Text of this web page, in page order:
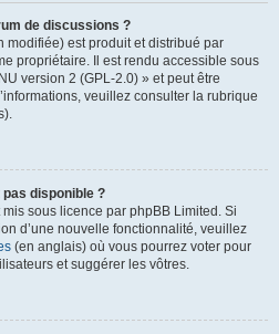
de discussions ?
modifiée) est produit et distribué par
propriétaire. Il est rendu accessible sous
version 2 (GPL-2.0) » et peut être
veuillez consulter la rubrique
pas disponible ?
sous licence par phpBB Limited. Si
d’une nouvelle fonctionnalité, veuillez
(en anglais) où vous pourrez voter pour
et suggérer les vôtres.